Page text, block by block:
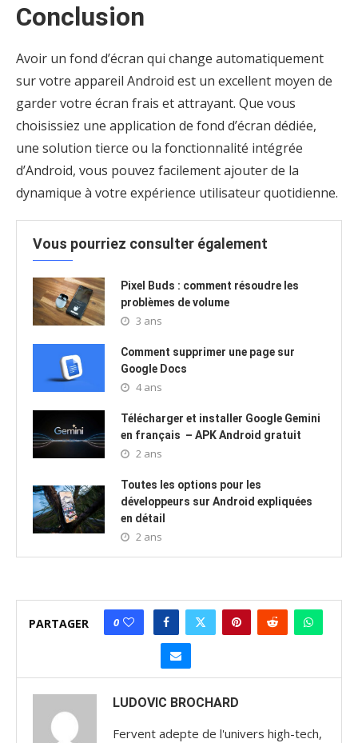
Conclusion
Avoir un fond d’écran qui change automatiquement
sur votre appareil Android est un excellent moyen de
garder votre écran frais et attrayant. Que vous
choisissiez une application de fond d’écran dédiée,
une solution tierce ou la fonctionnalité intégrée
d’Android, vous pouvez facilement ajouter de la
dynamique à votre expérience utilisateur quotidienne.
Vous pourriez consulter également
Pixel Buds : comment résoudre les
problèmes de volume
3 ans
Comment supprimer une page sur
Google Docs
4 ans
Télécharger et installer Google Gemini
en français – APK Android gratuit
2 ans
Toutes les options pour les
développeurs sur Android expliquées
en détail
2 ans
PARTAGER 0
LUDOVIC BROCHARD
Fervent adepte de l'univers high-tech,